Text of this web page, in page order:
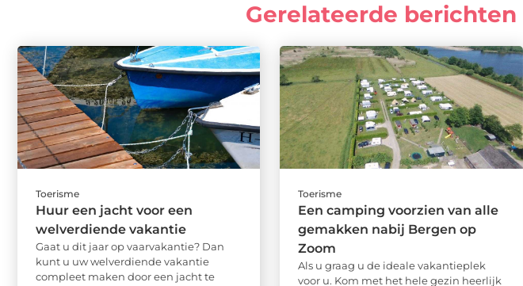
Gerelateerde berichten
Toerisme
Huur een jacht voor een
welverdiende vakantie
Gaat u dit jaar op vaarvakantie? Dan
kunt u uw welverdiende vakantie
compleet maken door een jacht te
Toerisme
Een camping voorzien van alle
gemakken nabij Bergen op
Zoom
Als u graag u de ideale vakantieplek
voor u. Kom met het hele gezin heerlijk